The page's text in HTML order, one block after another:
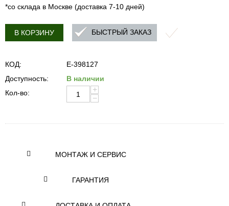
*со склада в Москве (доставка 7-10 дней)
В КОРЗИНУ БЫСТРЫЙ ЗАКАЗ
КОД:
E-398127
Доступность:
В наличии
Кол-во:
+
−
МОНТАЖ И СЕРВИС
ГАРАНТИЯ